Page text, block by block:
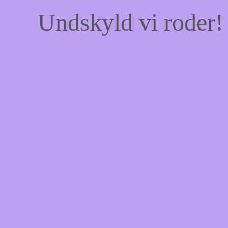
Undskyld vi roder!